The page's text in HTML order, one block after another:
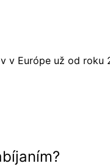
Európe už od roku